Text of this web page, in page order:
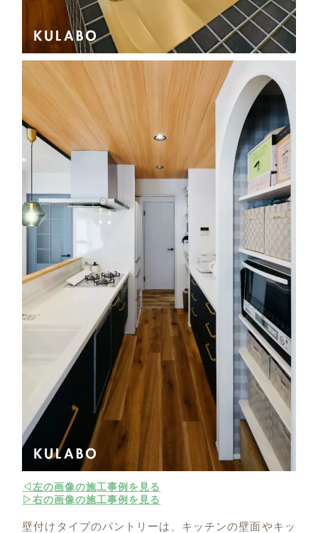
◁左の画像の施工事例を見る
▷右の画像の施工事例を見る
壁付けタイプのパントリーは、キッチンの壁面やキッ